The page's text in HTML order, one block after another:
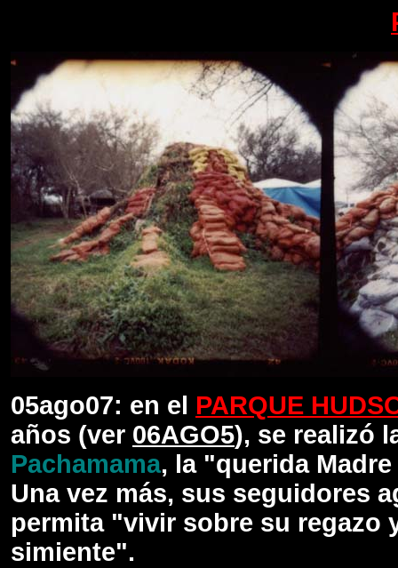
05ago07: en el PARQUE
años (ver 06AGO5), se realizó
Pachamama, la "querida
Una vez más, sus seguidores
permita "vivir sobre su regazo
simiente".